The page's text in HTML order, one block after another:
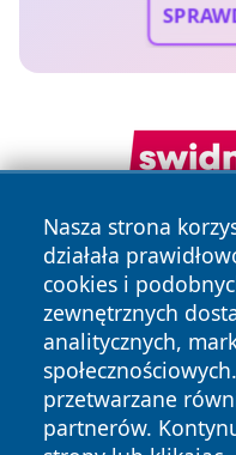
Nasza strona
działała
cookies i
zewnętrznych
analitycznych,
przetwarzane
partnerów.
Copyright © 2026
zastrzeżone.